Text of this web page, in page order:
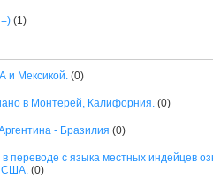
(1)
и Мексикой. (0)
в Монтерей, Калифорния. (0)
- Бразилия (0)
переводе с языка местных индейцев
США. (0)